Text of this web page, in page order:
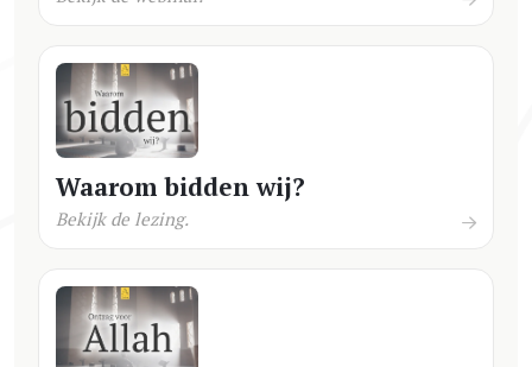
Waarom bidden wij?
Bekijk de lezing.